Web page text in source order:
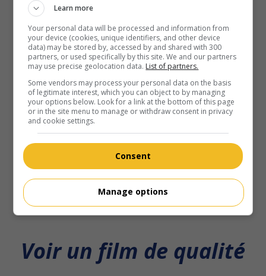
Voir un film de qualité
Learn more
Your personal data will be processed and information from
your device (cookies, unique identifiers, and other device
data) may be stored by, accessed by and shared with 300
partners, or used specifically by this site. We and our partners
may use precise geolocation data. List of partners.
Some vendors may process your personal data on the basis
of legitimate interest, which you can object to by managing
your options below. Look for a link at the bottom of this page
or in the site menu to manage or withdraw consent in privacy
and cookie settings.
Consent
Manage options